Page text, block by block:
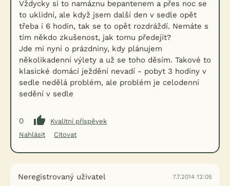
Vždycky si to namáznu bepantenem a přes noc se
to uklidní, ale když jsem další den v sedle opět
třeba i 6 hodin, tak se to opět rozdráždí. Nemáte s
tím někdo zkušenost, jak tomu předejít?
Jde mi nyní o prázdniny, kdy plánujem
několikadenní výlety a už se toho děsím. Takové to
klasické domácí ježdění nevadí - pobyt 3 hodiny v
sedle nedělá problém, ale problém je celodenní
sedění v sedle
0
Kvalitní příspěvek
Nahlásit
Citovat
Neregistrovaný uživatel 7.7.2014 12:05